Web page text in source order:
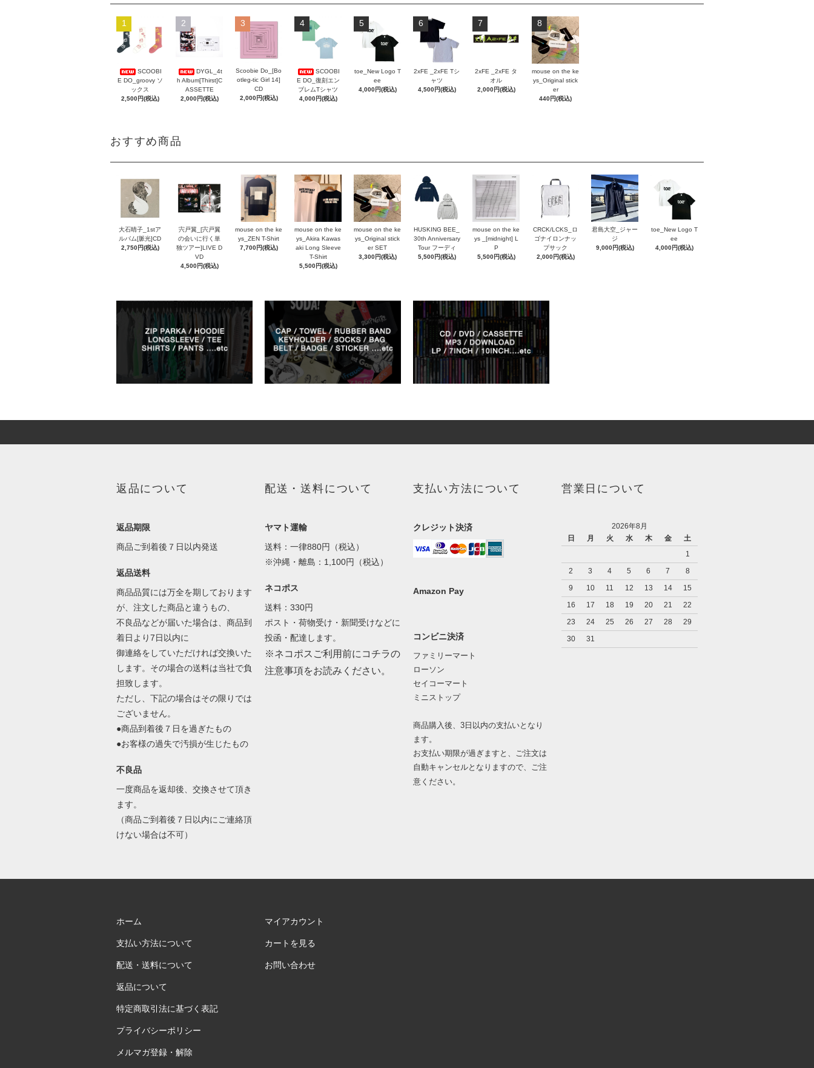
1
SCOOBI
E DO_groovy ソ
ックス
2,500円(税込)
2
DYGL_4t
h Album[Thirst]C
ASSETTE
2,000円(税込)
3
Scoobie Do_[Bo
otleg-tic Girl 14]
CD
2,000円(税込)
4
SCOOBI
E DO_復刻エン
ブレムTシャツ
4,000円(税込)
5
toe_New Logo T
ee
4,000円(税込)
6
2xFE _2xFE Tシ
ャツ
4,500円(税込)
7
2xFE _2xFE タ
オル
2,000円(税込)
8
mouse on the ke
ys_Original stick
er
440円(税込)
おすすめ商品
大石晴子_1stア
ルバム[脈光]CD
2,750円(税込)
宍戸翼_[宍戸翼
の会いに行く単
独ツアー]LIVE D
VD
4,500円(税込)
mouse on the ke
ys_ZEN T-Shirt
7,700円(税込)
mouse on the ke
ys_Akira Kawas
aki Long Sleeve
T-Shirt
5,500円(税込)
mouse on the ke
ys_Original stick
er SET
3,300円(税込)
HUSKING BEE_
30th Anniversary
Tour フーディ
5,500円(税込)
mouse on the ke
ys _[midnight] L
P
5,500円(税込)
CRCK/LCKS_ロ
ゴナイロンナッ
プサック
2,000円(税込)
君島大空_ジャー
ジ
9,000円(税込)
toe_New Logo T
ee
4,000円(税込)
返品について
返品期限
商品ご到着後７日以内発送
返品送料
商品品質には万全を期しております
が、注文した商品と違うもの、
不良品などが届いた場合は、商品到
着日より7日以内に
御連絡をしていただければ交換いた
します。その場合の送料は当社で負
担致します。
ただし、下記の場合はその限りでは
ございません。
●商品到着後７日を過ぎたもの
●お客様の過失で汚損が生じたもの
不良品
一度商品を返却後、交換させて頂き
ます。
（商品ご到着後７日以内にご連絡頂
けない場合は不可）
配送・送料について
ヤマト運輸
送料：一律880円（税込）
※沖縄・離島：1,100円（税込）
ネコポス
送料：330円
ポスト・荷物受け・新聞受けなどに
投函・配達します。
※ネコポスご利用前にコチラの
注意事項をお読みください。
支払い方法について
クレジット決済
Amazon Pay
コンビニ決済
ファミリーマート
ローソン
セイコーマート
ミニストップ
商品購入後、3日以内の支払いとなり
ます。
お支払い期限が過ぎますと、ご注文は
自動キャンセルとなりますので、ご注
意ください。
営業日について
2026年8月
日
月 火 水 木 金
土
1
2
3 4 5 6 7
8
9
10 11 12 13 14
15
16
17 18 19 20 21
22
23
24 25 26 27 28
29
30
31
ホーム
支払い方法について
配送・送料について
返品について
特定商取引法に基づく表記
プライバシーポリシー
メルマガ登録・解除
マイアカウント
カートを見る
お問い合わせ